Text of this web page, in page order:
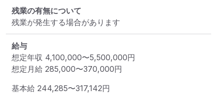
残業の有無について
残業が発生する場合があります
給与
想定年収 4,100,000〜5,500,000円
想定月給 285,000〜370,000円
基本給 244,285〜317,142円